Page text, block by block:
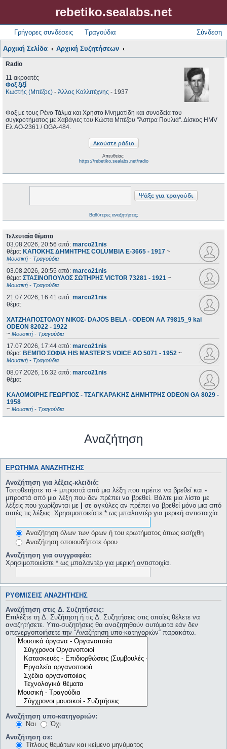
rebetiko.sealabs.net
Γρήγορες συνδέσεις Τραγούδια Σύνδεση
Αρχική Σελίδα Αρχική Συζητήσεων
Radio
11 ακροατές
Φοξ ξιξί
Κωστής (Μπέζος) - Άλλος Καλλιτέχνης - 1937
Φοξ με τους Ρένο Τάλμα και Χρήστο Μνηματίδη και συνοδεία του
συγκροτήματος με Χαβάγιες του Κώστα Μπέζου ''Άσπρα Πουλιά''. Δίσκος HMV
Ελ AO-2361 / OGA-484.
Απευθείας:
https://rebetiko.sealabs.net/radio
Βαθύτερες αναζητήσεις;
Τελευταία θέματα
03.08.2026, 20:56 από: marco21nis
θέμα: ΚΑΠΟΚΗΣ ΔΗΜΗΤΡΗΣ COLUMBIA E-3665 - 1917 ~
Μουσική - Τραγούδια
03.08.2026, 20:55 από: marco21nis
θέμα: ΣΤΑΣΙΝΟΠΟΥΛΟΣ ΣΩΤΗΡΗΣ VICTOR 73281 - 1921 ~
Μουσική - Τραγούδια
21.07.2026, 16:41 από: marco21nis
θέμα:
ΧΑΤΖΗΑΠΟΣΤΟΛΟΥ ΝΙΚΟΣ- DAJOS BELA - ODEON AA 79815_9 kai
ODEON 82022 - 1922
~ Μουσική - Τραγούδια
17.07.2026, 17:44 από: marco21nis
θέμα: ΒΕΜΠΟ ΣΟΦΙΑ HIS MASTER'S VOICE AO 5071 - 1952 ~
Μουσική - Τραγούδια
08.07.2026, 16:32 από: marco21nis
θέμα:
ΚΑΛΟΜΟΙΡΗΣ ΓΕΩΡΓΙΟΣ - ΤΣΑΓΚΑΡΑΚΗΣ ΔΗΜΗΤΡΗΣ ODEON GA 8029 -
1958
~ Μουσική - Τραγούδια
Αναζήτηση
ΕΡΏΤΗΜΑ ΑΝΑΖΉΤΗΣΗΣ
Αναζήτηση για λέξεις-κλειδιά:
Τοποθετήστε το + μπροστά από μια λέξη που πρέπει να βρεθεί και -
μπροστά από μια λέξη που δεν πρέπει να βρεθεί. Βάλτε μια λίστα με
λέξεις που χωρίζονται με | σε αγκύλες αν πρέπει να βρεθεί μόνο μια από
αυτές τις λέξεις. Χρησιμοποιείστε * ως μπαλαντέρ για μερική αντιστοιχία.
Αναζήτηση όλων των όρων ή του ερωτήματος όπως εισήχθη
Αναζήτηση οποιουδήποτε όρου
Αναζήτηση για συγγραφέα:
Χρησιμοποιείστε * ως μπαλαντέρ για μερική αντιστοιχία.
ΡΥΘΜΊΣΕΙΣ ΑΝΑΖΉΤΗΣΗΣ
Αναζήτηση στις Δ. Συζητήσεις:
Επιλέξτε τη Δ. Συζήτηση ή τις Δ. Συζητήσεις στις οποίες θέλετε να
αναζητήσετε. Υπο-συζητήσεις θα αναζητηθούν αυτόματα εάν δεν
απενεργοποιήσετε την “Αναζήτηση υπο-κατηγοριών“ παρακάτω.
Αναζήτηση υπο-κατηγοριών:
Ναι
Όχι
Αναζήτηση σε:
Τίτλους θεμάτων και κείμενο μηνύματος